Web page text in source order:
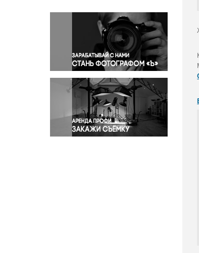
Окружающая среда
Политика
Правосудие
Происшествия и конфликты
Религия
Светская жизнь
Спорт
Экология
Экономика и бизнес